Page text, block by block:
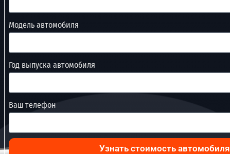
Модель автомобиля
Год выпуска автомобиля
Ваш телефон
Узнать стоимость автомобиля